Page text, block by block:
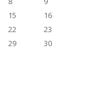
15
16
22
23
29
30